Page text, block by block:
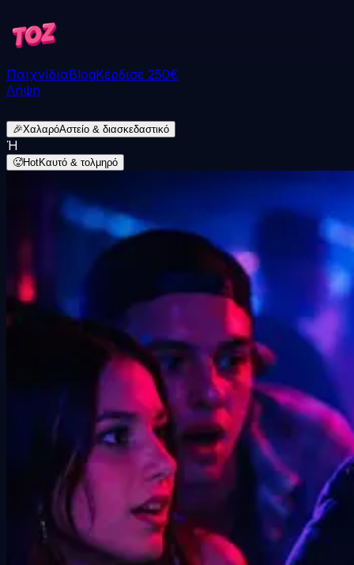
ΠαιχνίδιαBlogΚέρδισε 250€
Λήψη
🎉ΧαλαρόΑστείο & διασκεδαστικό
Ή
🥵HotΚαυτό & τολμηρό